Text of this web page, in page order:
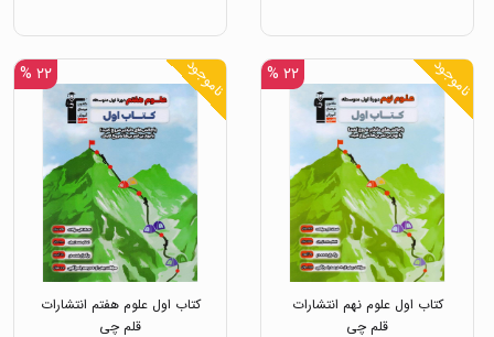
ناموجود ۲۲ %
کتاب اول علوم نهم انتشارات
قلم چی
ناموجود ۲۲ %
کتاب اول علوم هفتم انتشارات
قلم چی